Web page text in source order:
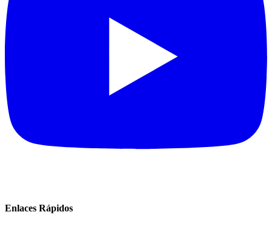
Enlaces Rápidos